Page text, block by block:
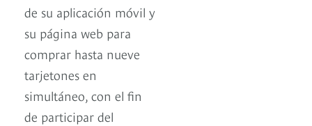
de su aplicación móvil y
su página web para
comprar hasta nueve
tarjetones en
simultáneo, con el fin
de participar del